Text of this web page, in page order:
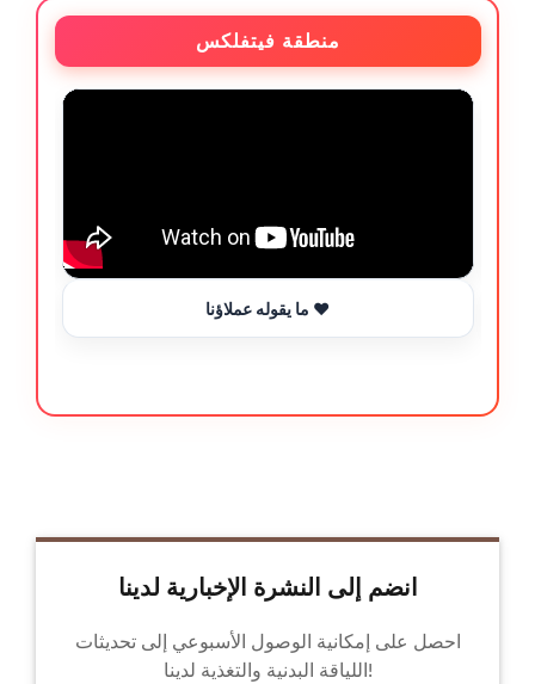
منطقة فيتفلكس
ما يقوله عملاؤنا ❤️
انضم إلى النشرة الإخبارية لدينا
احصل على إمكانية الوصول الأسبوعي إلى تحديثات
اللياقة البدنية والتغذية لدينا!